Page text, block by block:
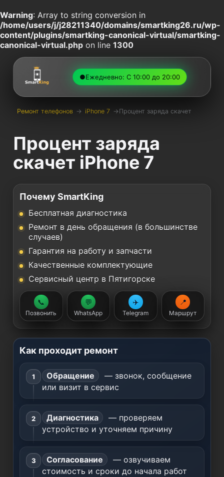
Warning: Array to string conversion in
/home/users/j/j28211340/domains/smartking26.ru/wp-
content/plugins/smartking-canonical-virtual/smartking-
canonical-virtual.php on line 1300
●Ежедневно: С 10:00 до 20:00
Ремонт телефонов → iPhone 7 → Процент заряда скачет
Процент заряда
скачет iPhone 7
Почему SmartKing
Бесплатная диагностика
Ремонт в день обращения (в большинстве
случаев)
Гарантия на работу и запчасти
Качественные комплектующие
Сервисный центр в Пятигорске
📞
Позвонить
💬
WhatsApp
✈️
Telegram
📍
Маршрут
Как проходит ремонт
Обращение
— звонок, сообщение
или визит в сервис
Диагностика
— проверяем
устройство и уточняем причину
Согласование
— озвучиваем
стоимость и сроки до начала работ